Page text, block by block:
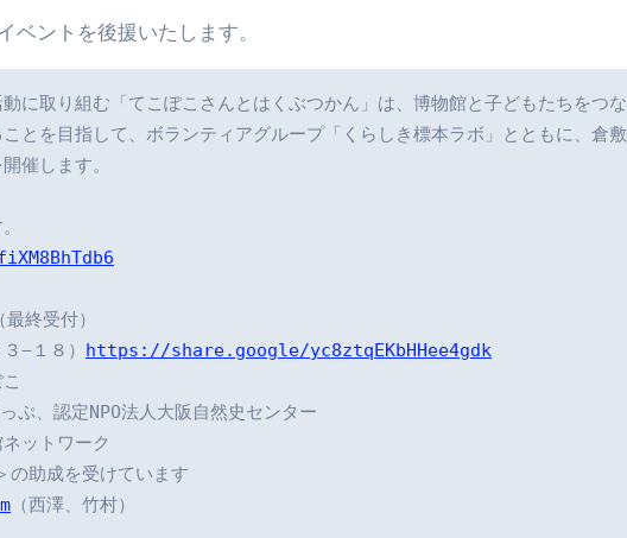
ントを後援いたします。
に取り組む「てこぽこさんとはくぶつかん」は、博物館と子どもたちをつな
とを目指して、ボランティアグループ「くらしき標本ラボ」とともに、倉敷
催します。
終受付）
−１８） https://share.google/yc8ztqEKbHHee4gdk
ぷ、認定NPO法人大阪自然史センター
ットワーク
の助成を受けています
（西澤、竹村）